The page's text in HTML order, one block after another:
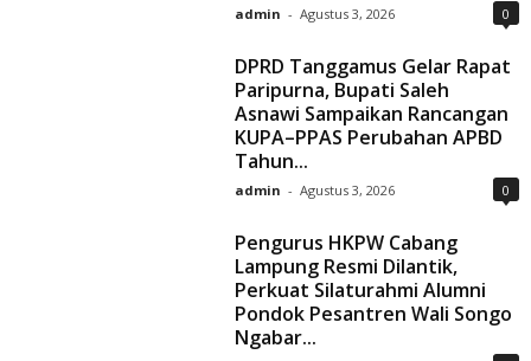
admin - Agustus 3, 2026 0
DPRD Tanggamus Gelar Rapat
Paripurna, Bupati Saleh
Asnawi Sampaikan Rancangan
KUPA–PPAS Perubahan APBD
Tahun...
admin - Agustus 3, 2026 0
Pengurus HKPW Cabang
Lampung Resmi Dilantik,
Perkuat Silaturahmi Alumni
Pondok Pesantren Wali Songo
Ngabar...